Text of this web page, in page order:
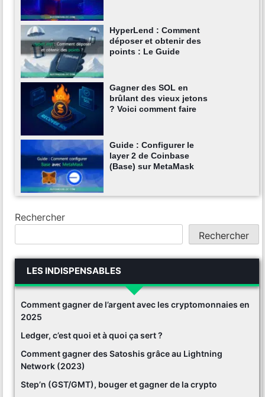
HyperLend : Comment
déposer et obtenir des
points : Le Guide
Gagner des SOL en
brûlant des vieux jetons
? Voici comment faire
Guide : Configurer le
layer 2 de Coinbase
(Base) sur MetaMask
Rechercher
Rechercher
LES INDISPENSABLES
Comment gagner de l’argent avec les cryptomonnaies en
2025
Ledger, c’est quoi et à quoi ça sert ?
Comment gagner des Satoshis grâce au Lightning
Network (2023)
Step’n (GST/GMT), bouger et gagner de la crypto